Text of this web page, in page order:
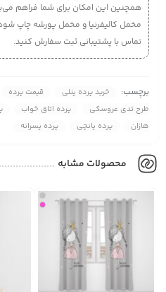
همچنین این امکان برای شما فراهم
مخمل کالیفرنیا و مخمل پورشه چاپ
تماس با پشتیبانی ثبت سفارش کنید.
برچسب: خرید پرده پنلی قیمت پرده
طرح تدی عروسکی
پرده اتاق خواب
هازان
پرده پانچی پرده پسرانه
محصولات مشابه